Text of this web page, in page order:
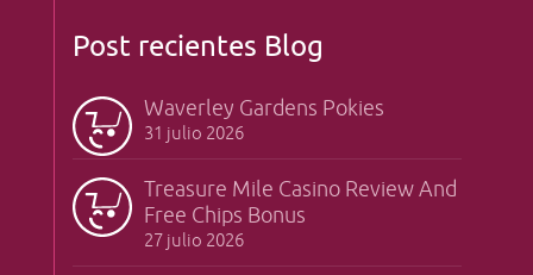
Post recientes Blog
Waverley Gardens Pokies
31 julio 2026
Treasure Mile Casino Review And
Free Chips Bonus
27 julio 2026